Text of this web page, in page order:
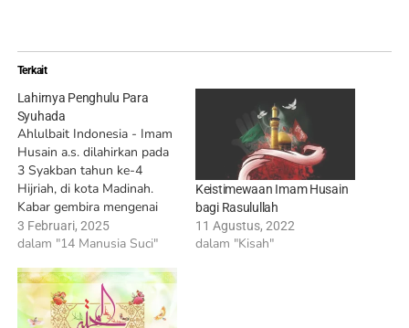
Terkait
Lahirnya Penghulu Para
Syuhada
Ahlulbait Indonesia - Imam
Husain a.s. dilahirkan pada
3 Syakban tahun ke-4
Hijriah, di kota Madinah.
Kabar gembira mengenai
kelahirannya segera sampai
ke telinga Rasulullah SAW.
mendengar berita tersebut
dan langsung bergegas
menuju rumah putrinya,
3 Februari, 2025
dalam "14 Manusia Suci"
Keistimewaan Imam Husain
bagi Rasulullah
11 Agustus, 2022
dalam "Kisah"